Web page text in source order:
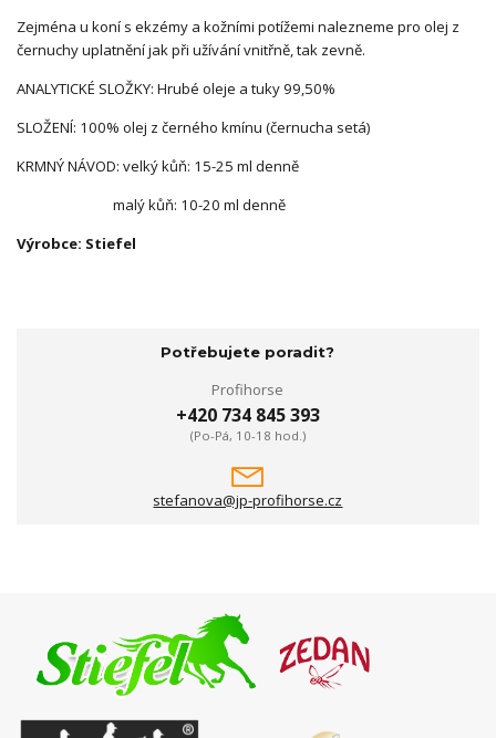
Zejména u koní s ekzémy a kožními potížemi nalezneme pro olej z
černuchy uplatnění jak při užívání vnitřně, tak zevně.
ANALYTICKÉ SLOŽKY: Hrubé oleje a tuky 99,50%
SLOŽENÍ: 100% olej z černého kmínu (černucha setá)
KRMNÝ NÁVOD: velký kůň: 15-25 ml denně
malý kůň: 10-20 ml denně
Výrobce: Stiefel
Potřebujete poradit?
Profihorse
+420 734 845 393
(Po-Pá, 10-18 hod.)
stefanova@jp-profihorse.cz